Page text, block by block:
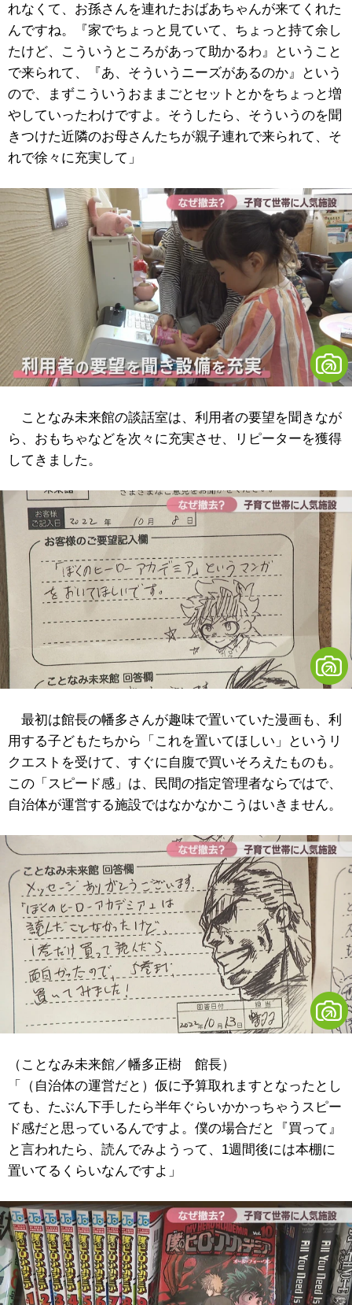
れなくて、お孫さんを連れたおばあちゃんが来てくれた
んですね。『家でちょっと見ていて、ちょっと持て余し
たけど、こういうところがあって助かるわ』ということ
で来られて、『あ、そういうニーズがあるのか』という
ので、まずこういうおままごとセットとかをちょっと増
やしていったわけですよ。そうしたら、そういうのを聞
きつけた近隣のお母さんたちが親子連れで来られて、そ
れで徐々に充実して」
ことなみ未来館の談話室は、利用者の要望を聞きなが
ら、おもちゃなどを次々に充実させ、リピーターを獲得
してきました。
最初は館長の幡多さんが趣味で置いていた漫画も、利
用する子どもたちから「これを置いてほしい」というリ
クエストを受けて、すぐに自腹で買いそろえたものも。
この「スピード感」は、民間の指定管理者ならではで、
自治体が運営する施設ではなかなかこうはいきません。
（ことなみ未来館／幡多正樹 館長）
「（自治体の運営だと）仮に予算取れますとなったとし
ても、たぶん下手したら半年ぐらいかかっちゃうスピー
ド感だと思っているんですよ。僕の場合だと『買って』
と言われたら、読んでみようって、1週間後には本棚に
置いてるくらいなんですよ」